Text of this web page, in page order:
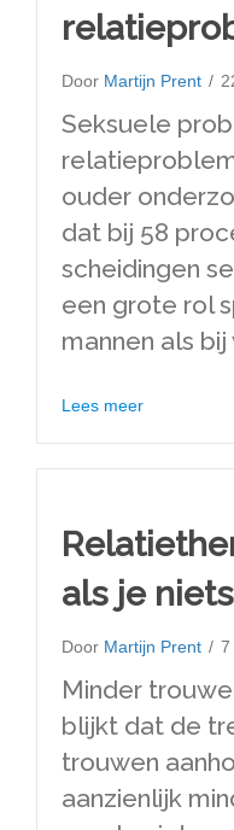
Door Martijn Prent /
Seksuele
ouder
dat bij 58
scheidingen
een grote rol
mannen als bij
Lees meerabout
als je
Door Martijn Prent / 7
Minder
blijkt dat de
trouwen
aanzienlijk